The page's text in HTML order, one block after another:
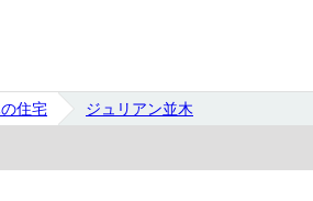
住宅 ジュリアン並木